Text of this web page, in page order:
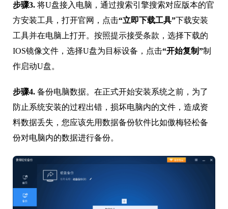
步骤3. 将U盘接入电脑，通过搜索引擎搜索对应版本的官
方安装工具，打开官网，点击“立即下载工具”下载安装
工具并在电脑上打开。按照提示接受条款，选择下载的
IOS镜像文件，选择U盘为目标设备，点击“开始复制”制
作启动U盘。
步骤4. 备份电脑数据。在正式开始安装系统之前，为了
防止系统安装的过程出错，损坏电脑内的文件，造成资
料数据丢失，您应该先用数据备份软件比如傲梅轻松备
份对电脑内的数据进行备份。